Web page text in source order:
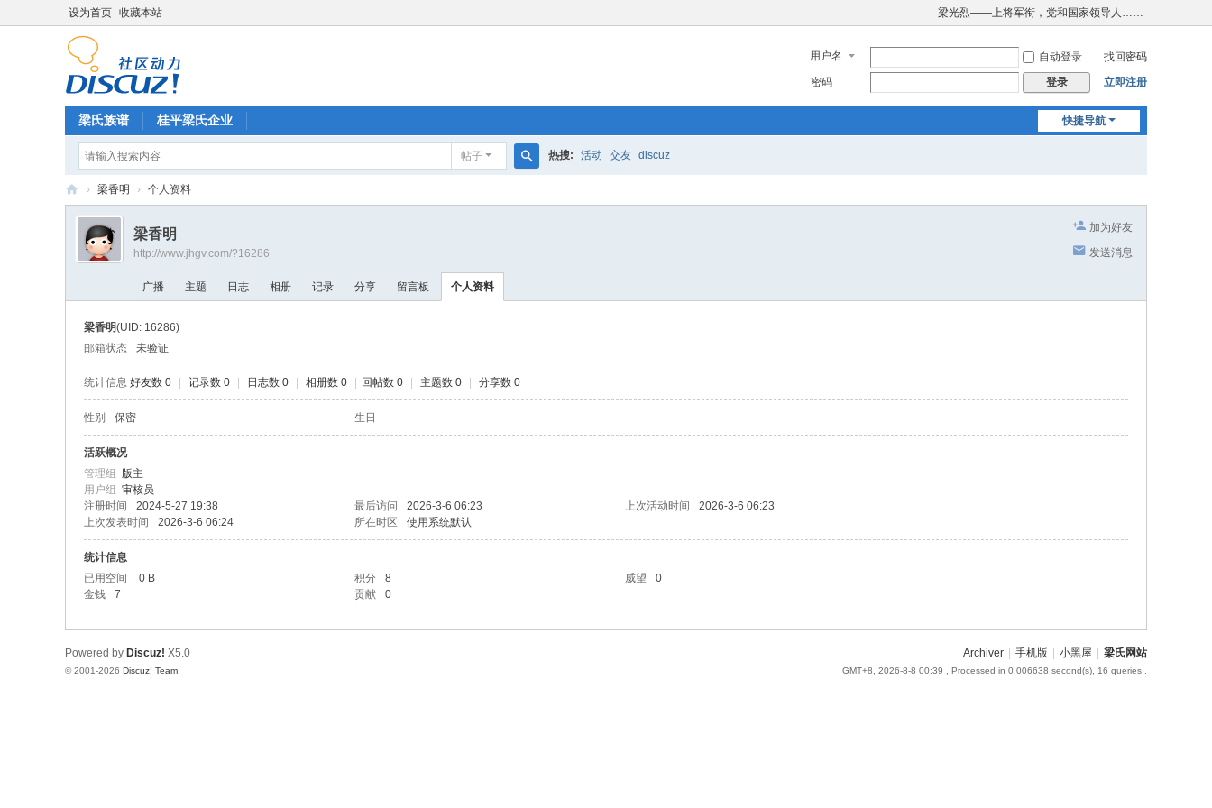
设为首页 收藏本站 梁光烈——上将军衔，党和国家领导人……
用户名 自动登录
找回密码
密码
登录 立即注册
快捷导航
梁氏族谱 桂平梁氏企业
帖子
索
热搜: 活动 交友 discuz
梁
论
› 梁香明 › 个人资料
加为好友
发送消息
梁香明
http://www.jhgv.com/?16286
广播 主题 日志 相册 记录 分享 留言板 个人资料
梁香明(UID: 16286)
邮箱状态
未验证
统计信息 好友数 0 记录数 0 日志数 0 相册数 0 回帖数 0 主题数 0 分享数 0
性别 保密 生日 -
活跃概况
管理组 版主
用户组 审核员
注册时间
2024-5-27 19:38 最后访问 2026-3-6 06:23 上次活动时间
2026-3-6 06:23
上次发表时间
2026-3-6 06:24 所在时区 使用系统默认
统计信息
已用空间
0 B 积分 8 威望
0
金钱
7 贡献 0
Archiver 手机版 小黑屋 梁氏网站
GMT+8, 2026-8-8 00:39 , Processed in 0.006638 second(s), 16 queries .
Powered by Discuz! X5.0
© 2001-2026 Discuz! Team